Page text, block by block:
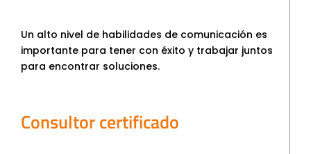
Un alto nivel de habilidades de comunicación es
importante para tener con éxito y trabajar juntos
para encontrar soluciones.
Consultor certificado